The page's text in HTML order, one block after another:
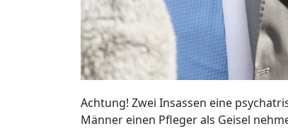
Achtung! Zwei Insassen eine
Männer einen Pfleger als Geisel